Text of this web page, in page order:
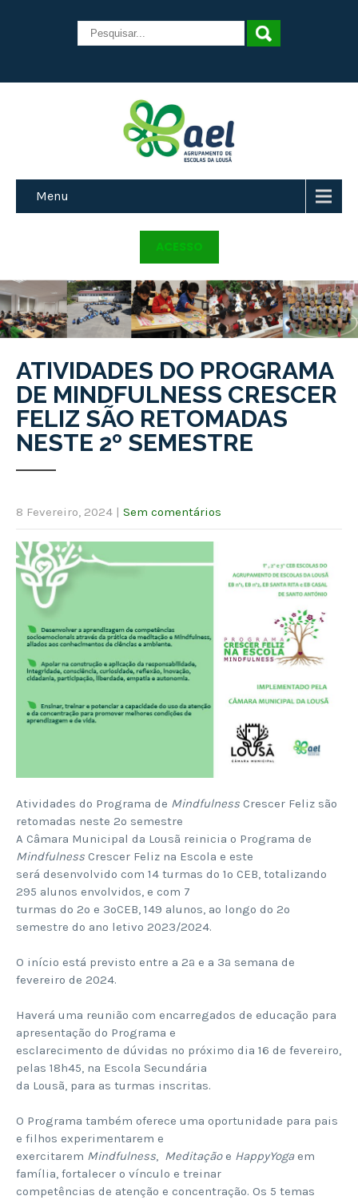
Menu
ACESSO
ATIVIDADES DO PROGRAMA
DE MINDFULNESS CRESCER
FELIZ SÃO RETOMADAS
NESTE 2º SEMESTRE
8 Fevereiro, 2024 | Sem comentários
Atividades do Programa de Mindfulness Crescer Feliz são
retomadas neste 2º semestre
A Câmara Municipal da Lousã reinicia o Programa de
Mindfulness Crescer Feliz na Escola e este
será desenvolvido com 14 turmas do 1º CEB, totalizando
295 alunos envolvidos, e com 7
turmas do 2º e 3ºCEB, 149 alunos, ao longo do 2º
semestre do ano letivo 2023/2024.
O início está previsto entre a 2ª e a 3ª semana de
fevereiro de 2024.
Haverá uma reunião com encarregados de educação para
apresentação do Programa e
esclarecimento de dúvidas no próximo dia 16 de fevereiro,
pelas 18h45, na Escola Secundária
da Lousã, para as turmas inscritas.
O Programa também oferece uma oportunidade para pais
e filhos experimentarem e
exercitarem Mindfulness, Meditaçãoe HappyYogaem
família, fortalecer o vínculo e treinar
competências de atenção e concentração. Os 5 temas